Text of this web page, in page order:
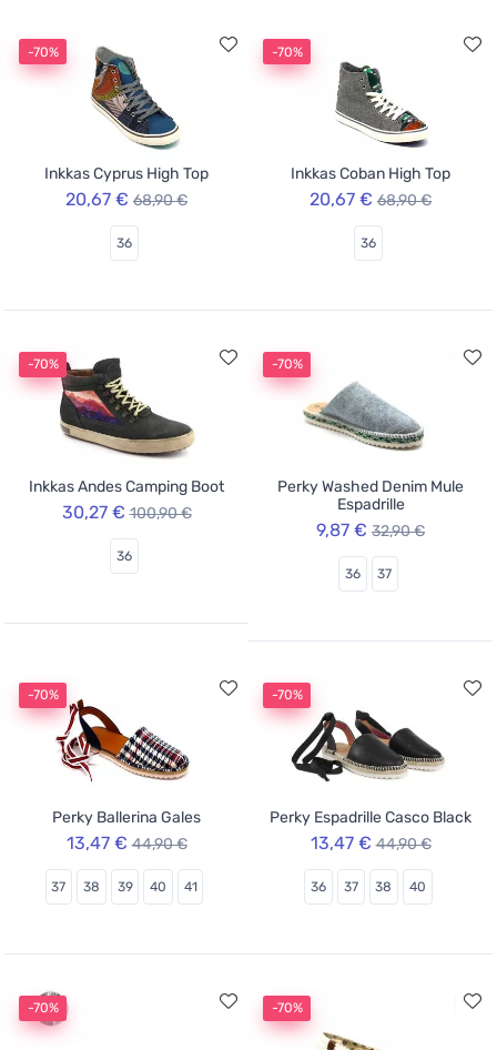
-70%
Inkkas Cyprus High Top
20,67 € 68,90 €
36
-70%
Inkkas Coban High Top
20,67 € 68,90 €
36
-70%
Inkkas Andes Camping Boot
30,27 € 100,90 €
36
-70%
Perky Washed Denim Mule
Espadrille
9,87 € 32,90 €
36 37
-70%
Perky Ballerina Gales
13,47 € 44,90 €
37 38 39 40 41
-70%
Perky Espadrille Casco Black
13,47 € 44,90 €
36 37 38 40
-70% -70%